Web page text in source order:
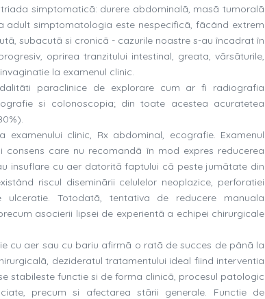
simptomaticã: durere abdominalã, masã tumoralã
adult simptomatologia este nespecificã, fãcând extrem
subacutã si cronicã - cazurile noastre s-au încadrat în
oprirea tranzitului intestinal, greata, vãrsãturile,
la examenul clinic.
paraclinice de explorare cum ar fi radiografia
si colonoscopia; din toate acestea acuratetea
clinic, Rx abdominal, ecografie. Examenul
care nu recomandã în mod expres reducerea
insuflare cu aer datoritã faptului cã peste jumãtate din
riscul diseminãrii celulelor neoplazice, perforatiei
Totodatã, tentativa de reducere manuala
asocierii lipsei de experientã a echipei chirurgicale
cu aer sau cu bariu afirmã o ratã de succes de pânã la
dezideratul tratamentului ideal fiind interventia
stabileste functie si de forma clinicã, procesul patologic
precum si afectarea stãrii generale. Functie de